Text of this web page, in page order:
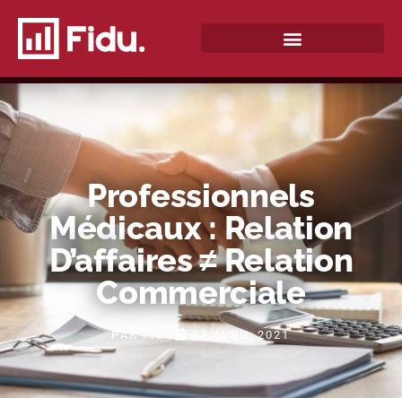
Professionnels
Médicaux : Relation
D’affaires ≠ Relation
Commerciale
PARFIDU 25 AVRIL 2021